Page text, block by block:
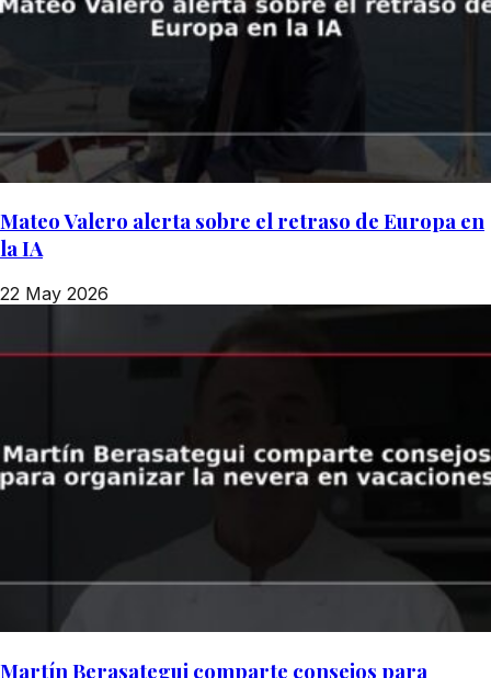
Mateo Valero alerta sobre el retraso de Europa en
la IA
22 May 2026
Martín Berasategui comparte consejos para